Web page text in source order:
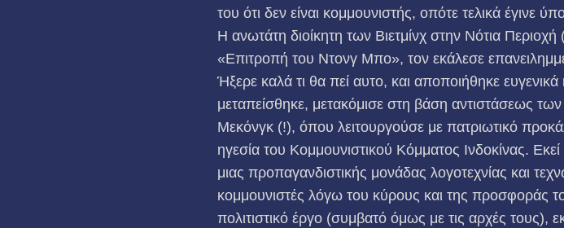
του ότι δεν είναι κομμουνιστής, οπότε τελικά έγινε
Η ανωτάτη διοίκητη των Βιετμίνχ στην Νότια Περιοχή
«Επιτροπή του Ντονγ Μπο», τον εκάλεσε
Ήξερε καλά τι θα πεί αυτο, και αποποιήθηκε
μεταπείσθηκε, μετακόμισε στη βάση αντιστάσεως
Μεκόνγκ (!), όπου λειτουργούσε με πατριωτικό
ηγεσία του Κομμουνιστικού Κόμματος Ινδοκίνας.
μιας προπαγανδιστικής μονάδας λογοτεχνίας και
κομμουνιστές λόγω του κύρους και της προσφοράς
πολιτιστικό έργο (συμβατό όμως με τις αρχές τους),